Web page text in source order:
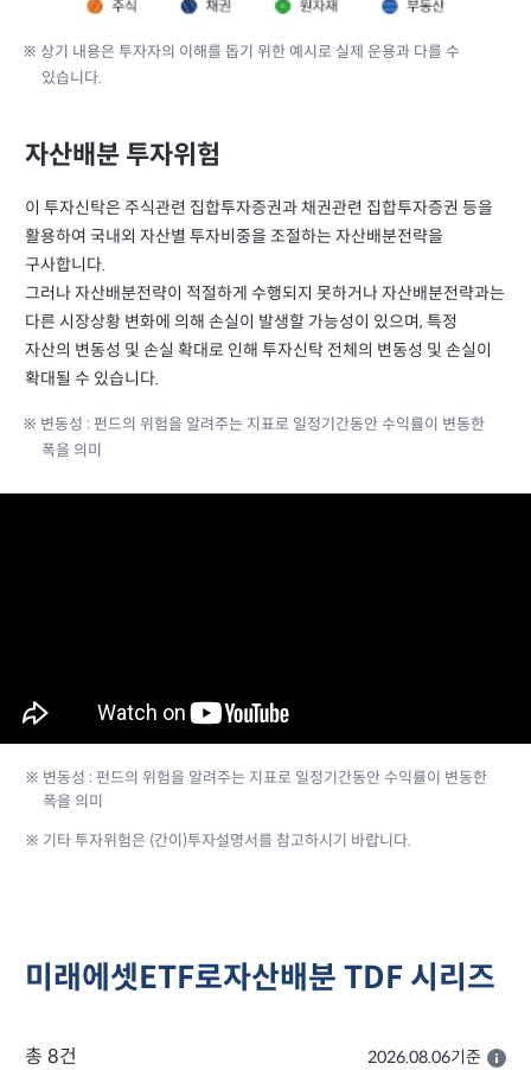
※ 상기 내용은 투자자의 이해를 돕기 위한 예시로 실제 운용과 다를 수
있습니다.
자산배분 투자위험
이 투자신탁은 주식관련 집합투자증권과 채권관련 집합투자증권 등을
활용하여 국내외 자산별 투자비중을 조절하는 자산배분전략을
구사합니다.
그러나 자산배분전략이 적절하게 수행되지 못하거나 자산배분전략과는
다른 시장상황 변화에 의해 손실이 발생할 가능성이 있으며, 특정
자산의 변동성 및 손실 확대로 인해 투자신탁 전체의 변동성 및 손실이
확대될 수 있습니다.
※ 변동성 : 펀드의 위험을 알려주는 지표로 일정기간동안 수익률이 변동한
폭을 의미
※ 변동성 : 펀드의 위험을 알려주는 지표로 일정기간동안 수익률이 변동한
폭을 의미
※ 기타 투자위험은 (간이)투자설명서를 참고하시기 바랍니다.
미래에셋ETF로자산배분 TDF 시리즈
총 8건 2026.08.06기준